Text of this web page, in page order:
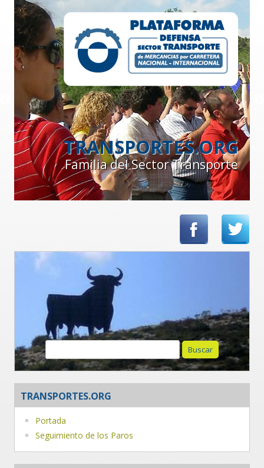
TRANSPORTES.ORG
Familia del Sector Transporte
Buscar:
TRANSPORTES.ORG
Portada
Seguimiento de los Paros